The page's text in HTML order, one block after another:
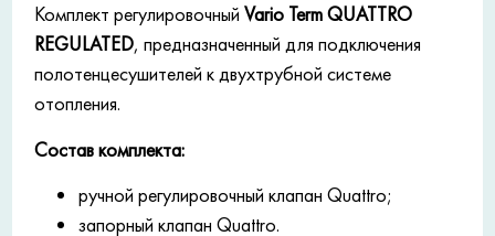
Комплект регулировочный Vario Term QUATTRO
REGULATED, предназначенный для подключения
полотенцесушителей к двухтрубной системе
отопления.
Состав комплекта:
ручной регулировочный клапан Quattro;
запорный клапан Quattro.